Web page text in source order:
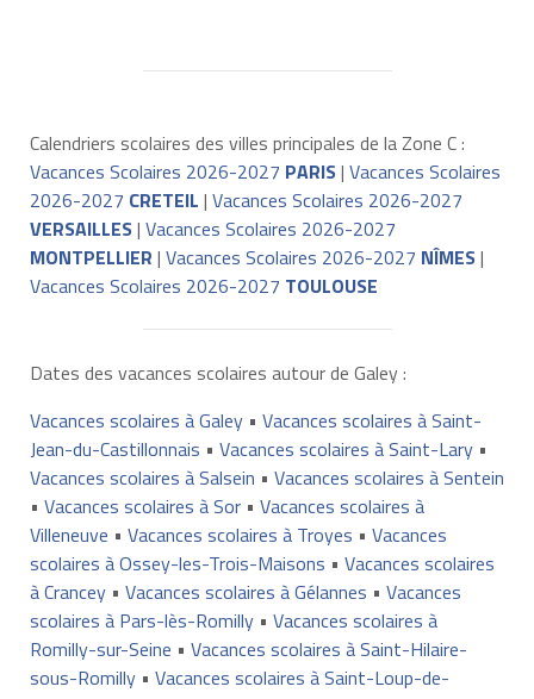
Calendriers scolaires des villes principales de la Zone C :
Vacances Scolaires 2026-2027 PARIS| Vacances Scolaires
2026-2027 CRETEIL | Vacances Scolaires 2026-2027
VERSAILLES| Vacances Scolaires 2026-2027
MONTPELLIER | Vacances Scolaires 2026-2027 NÎMES|
Vacances Scolaires 2026-2027 TOULOUSE
Dates des vacances scolaires autour de Galey :
Vacances scolaires à Galey• Vacances scolaires à Saint-
Jean-du-Castillonnais • Vacances scolaires à Saint-Lary•
Vacances scolaires à Salsein • Vacances scolaires à Sentein
• Vacances scolaires à Sor• Vacances scolaires à
Villeneuve • Vacances scolaires à Troyes • Vacances
scolaires à Ossey-les-Trois-Maisons • Vacances scolaires
à Crancey• Vacances scolaires à Gélannes • Vacances
scolaires à Pars-lès-Romilly• Vacances scolaires à
Romilly-sur-Seine • Vacances scolaires à Saint-Hilaire-
sous-Romilly• Vacances scolaires à Saint-Loup-de-